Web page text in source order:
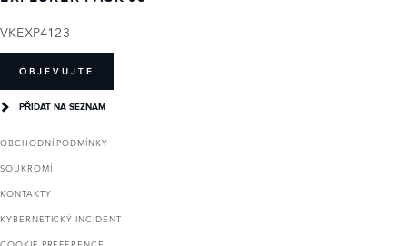
VKEXP4123
OBJEVUJTE
PŘIDAT NA SEZNAM
OBCHODNÍ PODMÍNKY
SOUKROMÍ
KONTAKTY
KYBERNETICKÝ INCIDENT